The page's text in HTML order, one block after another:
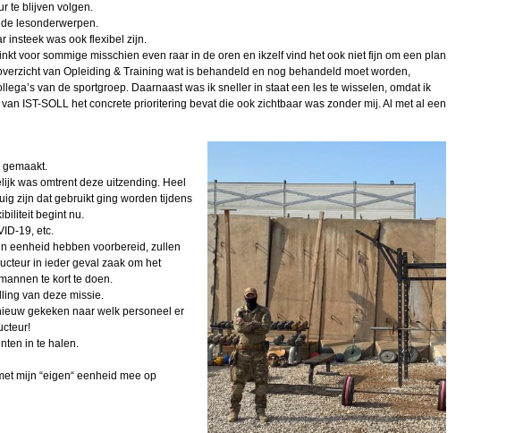
2
(2)
1
te blijven volgen.
lesonderwerpen.
insteek was ook flexibel zijn.
voor sommige misschien even raar in de oren en ikzelf vind het ook niet fijn om een plan
van Opleiding & Training wat is behandeld en nog behandeld moet worden,
van de sportgroep. Daarnaast was ik sneller in staat een les te wisselen, omdat ik
IST-SOLL het concrete prioritering bevat die ook zichtbaar was zonder mij. Al met al een
was omtrent deze uitzending. Heel
zijn dat gebruikt ging worden tijdens
begint nu.
19, etc.
eenheid hebben voorbereid, zullen
in ieder geval zaak om het
te kort te doen.
van deze missie.
gekeken naar welk personeel er
in te halen.
mijn “eigen“ eenheid mee op